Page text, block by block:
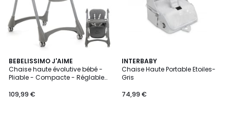
BEBELISSIMO J'AIME
Chaise haute évolutive bébé -
Pliable - Compacte - Réglable
(15kg) - gris foncé - Bon Appetit
109,99 €
INTERBABY
Chaise Haute Portable Etoiles-
Gris
74,99 €